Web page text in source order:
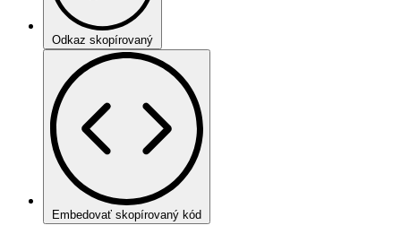
Odkaz skopírovaný
Embedovať skopírovaný kód